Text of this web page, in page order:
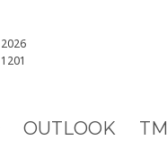
2026
1201
OUTLOOK